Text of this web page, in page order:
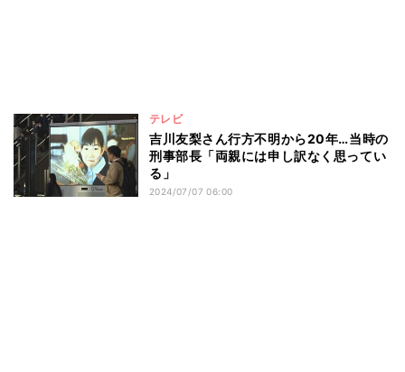
テレビ
吉川友梨さん行方不明から20年…当時の
刑事部長「両親には申し訳なく思ってい
る」
2024/07/07 06:00